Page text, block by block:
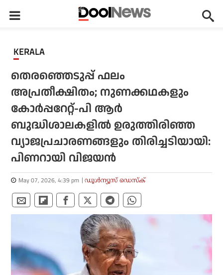
KERALA
തെരഞ്ഞെടുപ്പ് ഫലം
അപ്രതീക്ഷിതം; നുണക്കഥകളും
കോര്‍പ്പറേറ്റ്-പി ആര്‍
ബുദ്ധിശാലകളില്‍ ഉരുത്തിരിഞ്ഞ
വ്യാജപ്രചാരണങ്ങളും തിരിച്ചടിയായി:
പിണറായി വിജയന്‍
May 07, 2026, 4:39 pm ഡൂള്‍ന്യൂസ് ഡെസ്‌ക്